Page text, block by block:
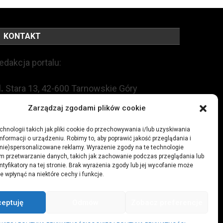
Zarządzaj zgodami plików cookie
takich jak pliki cookie do przechowywania i/lub uzyskiwania
o urządzeniu. Robimy to, aby poprawić jakość przeglądania i
reklamy. Wyrażenie zgody na te technologie
przetwarzanie danych, takich jak zachowanie podczas przeglądania lub
na tej stronie. Brak wyrażenia zgody lub jej wycofanie może
wpłynąć na niektóre cechy i funkcje.
KONTAKT
portalu:
Stara 13, 42-600 Tarnowskie Góry
+48 509 547 822
redakcja@czytamiwiem.pl
biuro@czytamiwiem.pl